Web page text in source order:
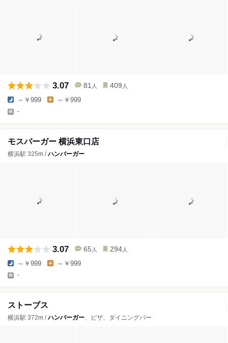
3.07 81 人 409 人
～￥999 ～￥999
-
モスバーガー 横浜東口店
横浜駅 325m /ハンバーガー
3.07 65 人 294 人
～￥999 ～￥999
-
ストーブス
横浜駅 372m /ハンバーガー、ピザ、ダイニングバー